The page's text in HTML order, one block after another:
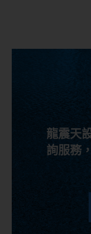
龍震天
詢服務